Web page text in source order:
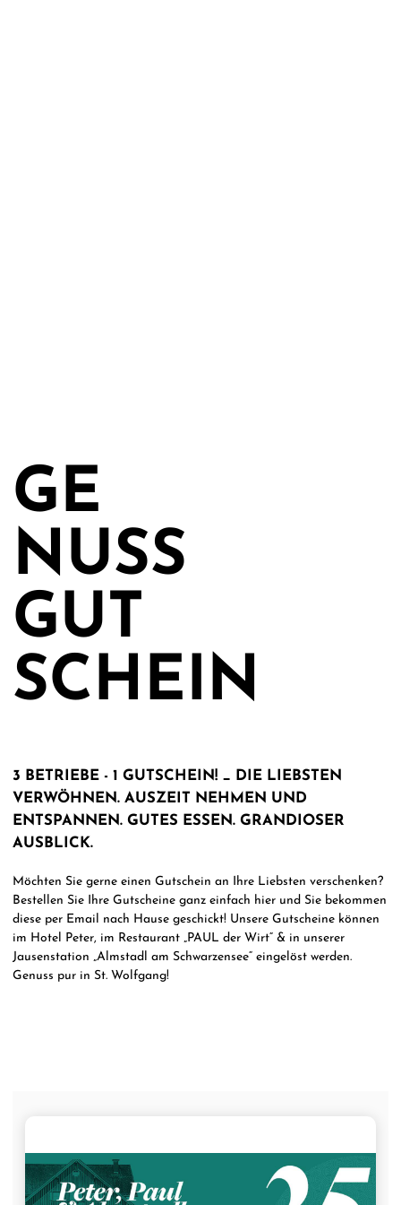
GE
NUSS
GUT
SCHEIN
3 BETRIEBE - 1 GUTSCHEIN! _ DIE LIEBSTEN
VERWÖHNEN. AUSZEIT NEHMEN UND
ENTSPANNEN. GUTES ESSEN. GRANDIOSER
AUSBLICK.
Möchten Sie gerne einen Gutschein an Ihre Liebsten verschenken?
Bestellen Sie Ihre Gutscheine ganz einfach hier und Sie bekommen
diese per Email nach Hause geschickt! Unsere Gutscheine können
im Hotel Peter, im Restaurant „PAUL der Wirt“ & in unserer
Jausenstation „Almstadl am Schwarzensee“ eingelöst werden.
Genuss pur in St. Wolfgang!